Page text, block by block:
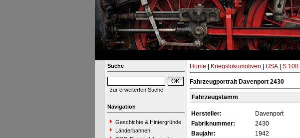
Suche
zur erweiterten Suche
Navigation
Geschichte & Hintergründe
Länderbahnen
Home Kriegslokomotiven USA| S 100|
Fahrzeugportrait Davenport 2430
Fahrzeugstamm
Hersteller: Davenport
Fabriknummer:
2430
Baujahr:
1942